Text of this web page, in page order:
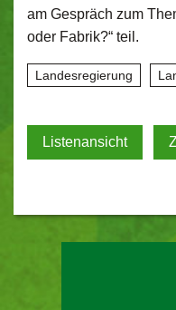
am Gespräch zum
oder Fabrik?“ teil.
Landesregierung
Listenansicht